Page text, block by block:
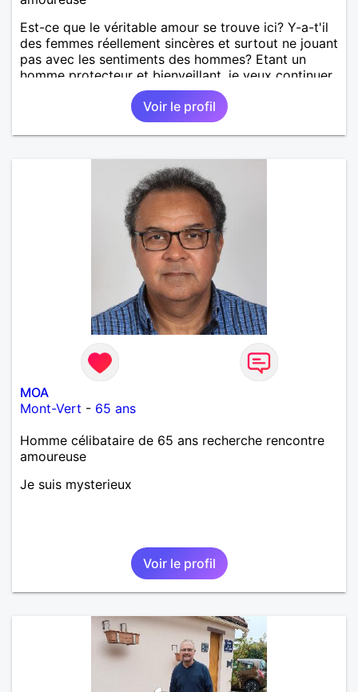
Est-ce que le véritable amour se trouve ici? Y-a-t'il
des femmes réellement sincères et surtout ne jouant
pas avec les sentiments des hommes? Etant un
homme protecteur et bienveillant, je veux continuer
d'y croire et pouvoir enfin former la petite famille
que je désir temps. Faux profil, profiteuse et autres
joyeuseté passer votre chemin, vous ne
m'intéressez pas du tout!
Voir le profil
MOA
Mont-Vert - 65 ans
Homme célibataire de 65 ans recherche rencontre
amoureuse
Je suis mysterieux
Voir le profil